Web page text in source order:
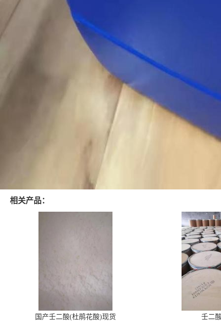
相关产品：
国产壬二酸(杜鹃花酸)现货 壬二